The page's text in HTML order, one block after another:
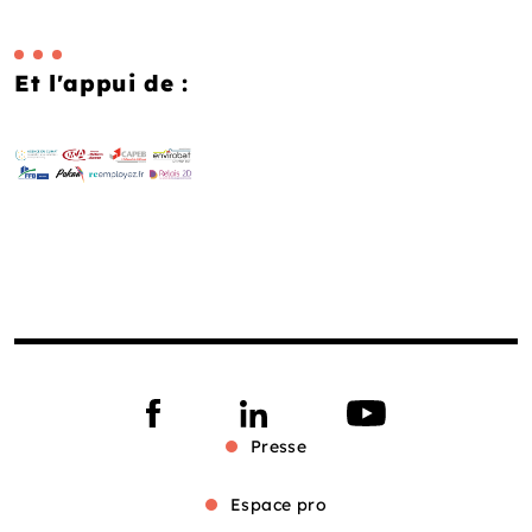
Et l'appui de :
Presse
Espace pro